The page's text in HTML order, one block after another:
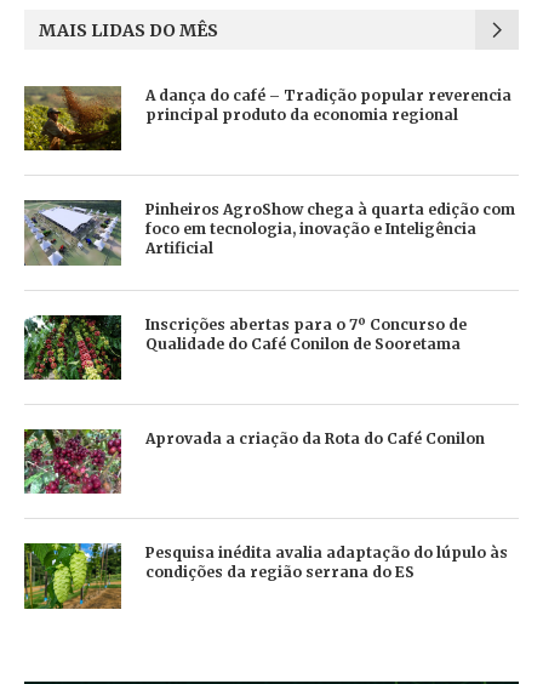
MAIS LIDAS DO MÊS
A dança do café – Tradição popular reverencia
principal produto da economia regional
Pinheiros AgroShow chega à quarta edição com
foco em tecnologia, inovação e Inteligência
Artificial
Inscrições abertas para o 7º Concurso de
Qualidade do Café Conilon de Sooretama
Aprovada a criação da Rota do Café Conilon
Pesquisa inédita avalia adaptação do lúpulo às
condições da região serrana do ES